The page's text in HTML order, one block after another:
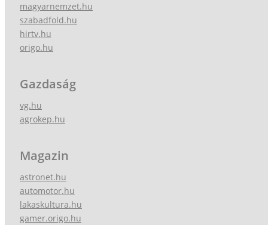
magyarnemzet.hu
szabadfold.hu
hirtv.hu
origo.hu
Gazdaság
vg.hu
agrokep.hu
Magazin
astronet.hu
automotor.hu
lakaskultura.hu
gamer.origo.hu